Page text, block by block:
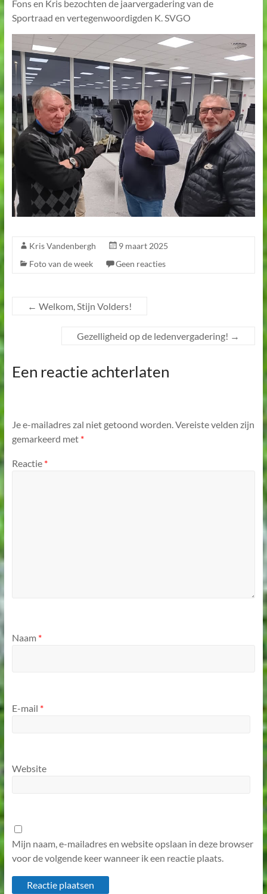
Fons en Kris bezochten de jaarvergadering van de
Sportraad en vertegenwoordigden K. SVGO
Kris Vandenbergh
9 maart 2025
Foto van de week
Geen reacties
← Welkom, Stijn Volders!
Gezelligheid op de ledenvergadering! →
Een reactie achterlaten
Je e-mailadres zal niet getoond worden. Vereiste velden zijn
gemarkeerd met *
Reactie *
Naam *
E-mail *
Website
Mijn naam, e-mailadres en website opslaan in deze browser
voor de volgende keer wanneer ik een reactie plaats.